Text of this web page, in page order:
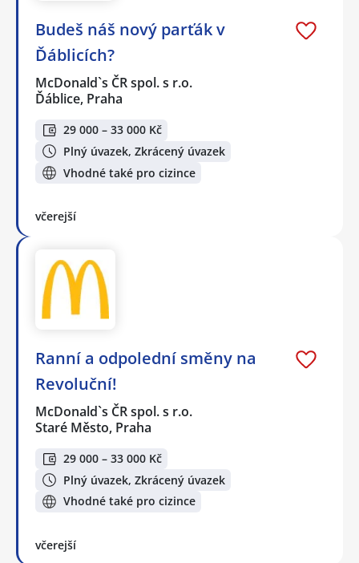
Budeš náš nový parťák v
Ďáblicích?
McDonald`s ČR spol. s r.o.
Ďáblice, Praha
29 000 – 33 000 Kč
Plný úvazek, Zkrácený úvazek
Vhodné také pro cizince
včerejší
Ranní a odpolední směny na
Revoluční!
McDonald`s ČR spol. s r.o.
Staré Město, Praha
29 000 – 33 000 Kč
Plný úvazek, Zkrácený úvazek
Vhodné také pro cizince
včerejší